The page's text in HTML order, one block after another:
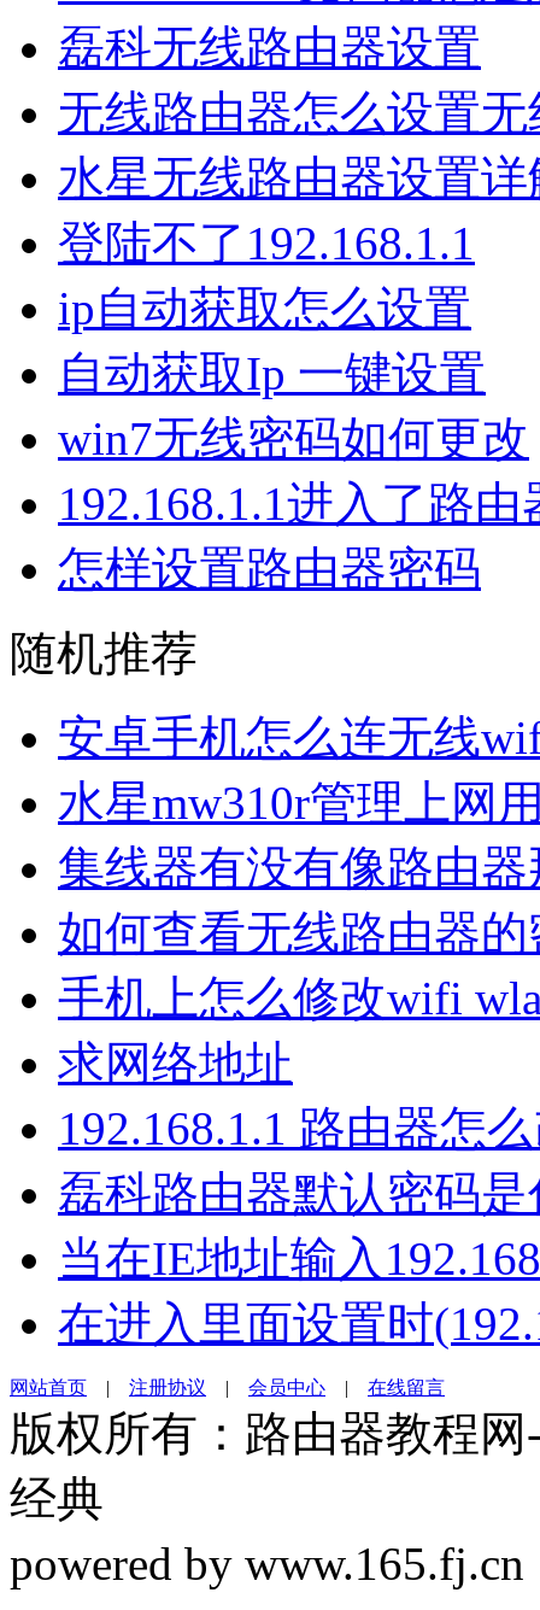
磊科无线路由器设置
无线路由器怎么设置
水星无线路由器设置详
登陆不了192.168.1.1
ip自动获取怎么设置
自动获取Ip 一键设置
win7无线密码如何更改
192.168.1.1进入了路
怎样设置路由器密码
随机推荐
安卓手机怎么连无线
水星mw310r管理上网
集线器有没有像路由
如何查看无线路由器的
手机上怎么修改wifi
求网络地址
192.168.1.1 路由器怎
磊科路由器默认密码是
当在IE地址输入
在进入里面设置时
网站首页 | 注册协议 | 会员中心 | 在线留言
版权所有：路由器教程
经典
powered by